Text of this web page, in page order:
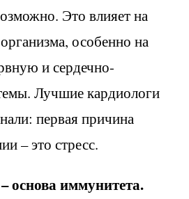
Это влияет на
особенно на
и сердечно-
Лучшие кардиологи
первая причина
– это стресс.
основа иммунитета.